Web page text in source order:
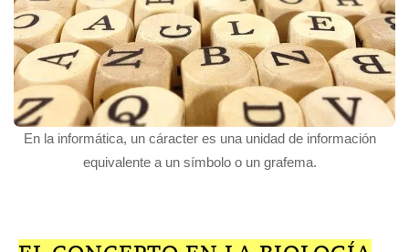
En la informática, un cáracter es una unidad de información
equivalente a un símbolo o un grafema.